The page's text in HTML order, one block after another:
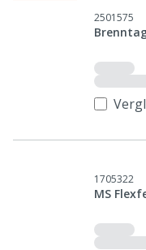
2501575
1705322
MS